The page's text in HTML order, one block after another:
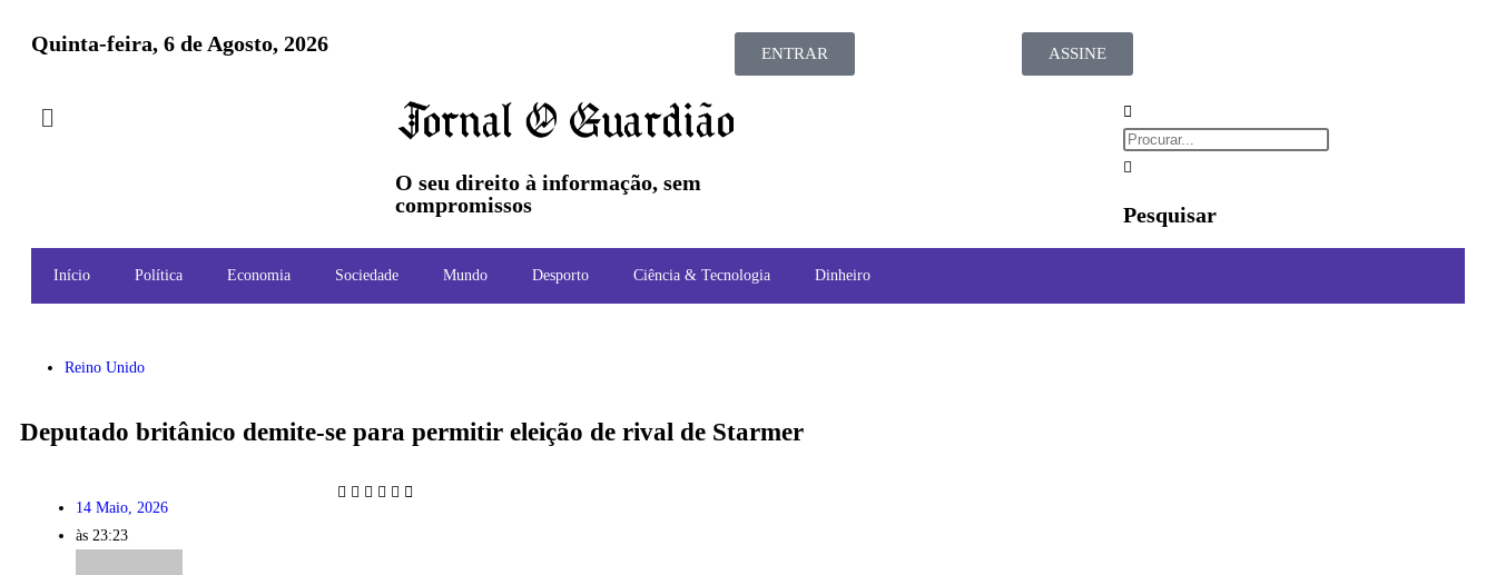
Quinta-feira, 6 de Agosto, 2026 ENTRAR ASSINE
O seu direito à informação, sem
compromissos
Pesquisar
Início Política Economia Sociedade Mundo Desporto Ciência & Tecnologia Dinheiro
Reino Unido
Deputado britânico demite-se para permitir eleição de rival de Starmer
14 Maio, 2026
às 23:23